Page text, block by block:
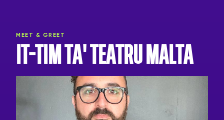
MEET & GREET
IT-TIM TA' TEATRU MALTA